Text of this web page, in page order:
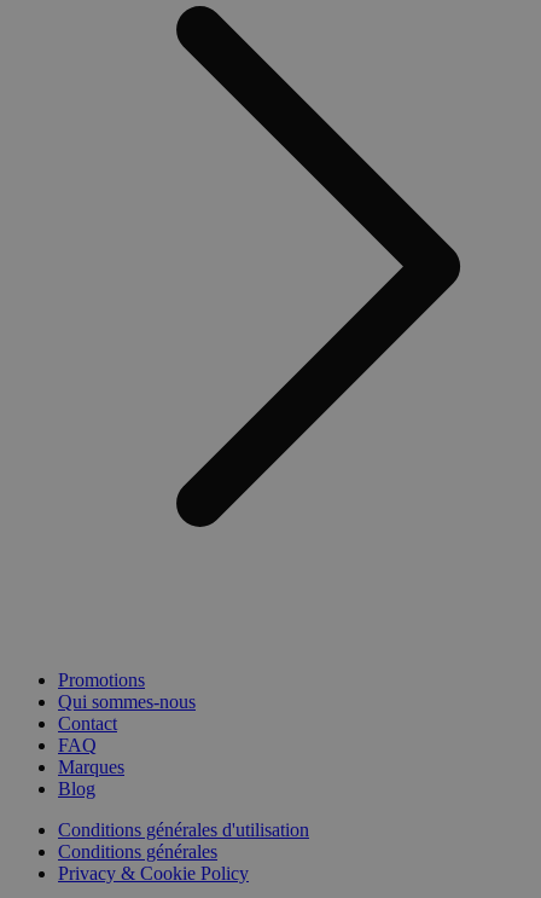
Promotions
Qui sommes-nous
Contact
FAQ
Marques
Blog
Conditions générales d'utilisation
Conditions générales
Privacy & Cookie Policy